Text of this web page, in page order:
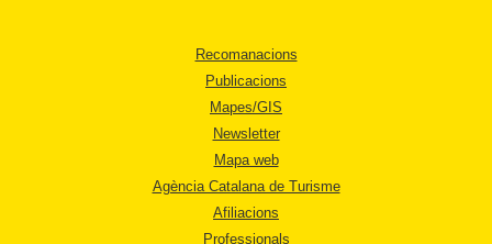
Recomanacions
Publicacions
Mapes/GIS
Newsletter
Mapa web
Agència Catalana de Turisme
Afiliacions
Professionals